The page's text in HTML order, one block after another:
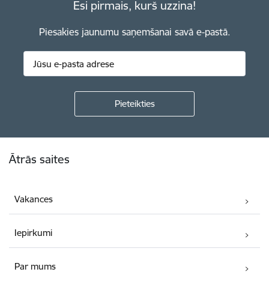
Esi pirmais, kurš uzzina!
Piesakies jaunumu saņemšanai savā e-pastā.
Ātrās saites
Vakances
Iepirkumi
Par mums